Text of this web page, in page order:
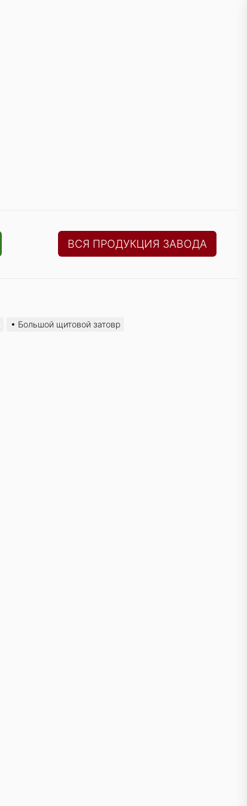
ВСЯ ПРОДУКЦИЯ ЗАВОДА
Большой щитовой затовр